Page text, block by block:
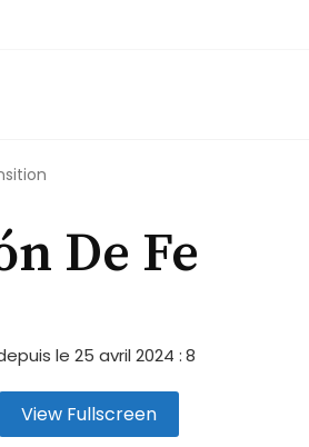
De Fe
le 25 avril 2024 :8
View Fullscreen